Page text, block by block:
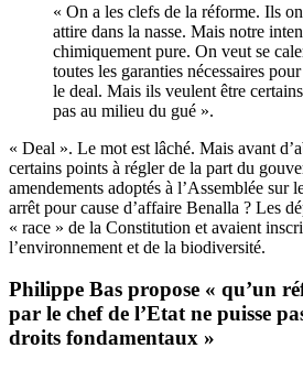
« On a les clefs de la réforme. Ils
attire dans la nasse. Mais notre
chimiquement pure. On veut se
toutes les garanties nécessaires
le deal. Mais ils veulent être
pas au milieu du gué ».
« Deal ». Le mot est lâché. Mais avant
certains points à régler de la part du
amendements adoptés à l’Assemblée sur
arrêt pour cause d’affaire Benalla ? Les
« race » de la Constitution et avaient
l’environnement et de la biodiversité.
Philippe Bas propose « qu’un
par le chef de l’Etat ne puisse
droits fondamentaux »